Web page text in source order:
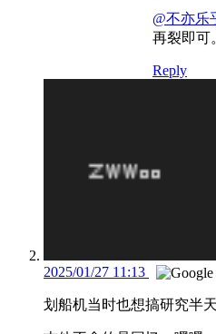
@不亦乐
再裂即可
Reply
2025/01/27 11:13
划船机当时也想搞研究半